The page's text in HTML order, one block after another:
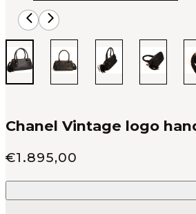
Chanel Vintage logo
Verkoop prijs
€1.895,00